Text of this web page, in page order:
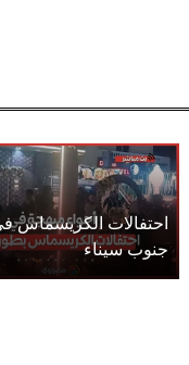
احتفالات الكريسماس
جنوب سيناء